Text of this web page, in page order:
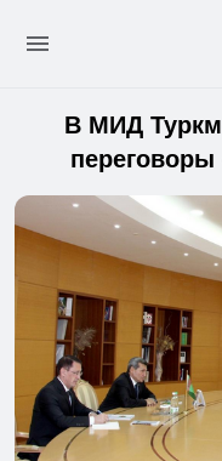
В МИД
переговоры